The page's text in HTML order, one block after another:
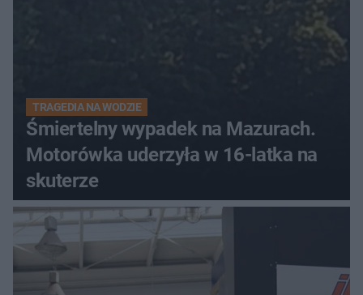
TRAGEDIA NA WODZIE
Śmiertelny wypadek na Mazurach.
Motorówka uderzyła w 16-latka na
skuterze